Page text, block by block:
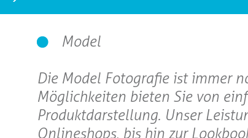
Model
Die Model Fotografie ist immer
Möglichkeiten bieten Sie von
Produktdarstellung. Unser
Onlineshops, bis hin zur